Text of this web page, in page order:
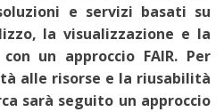
e servizi basati su
la visualizzazione e la
un approccio FAIR. Per
alle risorse e la riusabilità
sarà seguito un approccio